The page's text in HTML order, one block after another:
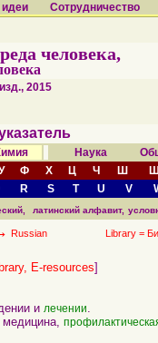
Сотрудничество
человека,
2015
Наука
Ф Х Ц Ч Ш
R S T U V
латинский алфавит,
Russian Library =
E-resources]
и лечении.